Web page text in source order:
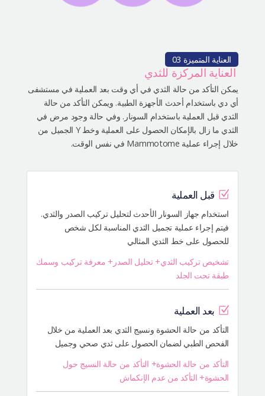
العناية المتميزة 03
العناية المركزة للثدي
يمكن التأكد من حالة الثدي في أي وقت بعد العملية في مستشفى
أي دي باستخدام أحدث الأجهزة الطبية. ويمكن التأكد من حالة
الثدي قبل العملية باستخدام السونار. وفي حالة وجود مرض في
الثدي ما زال بالإمكان الحصول على العملية وخط Y الجميل من
خلال إجراء عملية Mammotome في نفس الوقت.
قبل العملية
استخدام جهاز السونار الأحدث لتحليل تركيب الصدر والثدي.
فيتم إجراء عملية تجميل الثدي المناسبة لكل شخص
للحصول على خط الثدي المثالي
تشخيص تركيب الثدي+ تحليل الصدر+ معرفة تركيب وسمك
طبقة تحت الجلد
بعد العملية
التأكد من حالة الحشوة ونسيج الثدي بعد العملية من خلال
الفحص الطبي لضمان الحصول على ثدي صحي وجميل
التأكد من حالة الحشوة+ التأكد من حالة النسيج حول
الحشوة+ التأكد من عدم الإنكماش